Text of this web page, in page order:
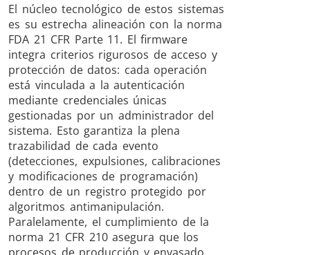
El núcleo tecnológico de estos sistemas
es su estrecha alineación con la norma
FDA 21 CFR Parte 11. El firmware
integra criterios rigurosos de acceso y
protección de datos: cada operación
está vinculada a la autenticación
mediante credenciales únicas
gestionadas por un administrador del
sistema. Esto garantiza la plena
trazabilidad de cada evento
(detecciones, expulsiones, calibraciones
y modificaciones de programación)
dentro de un registro protegido por
algoritmos antimanipulación.
Paralelamente, el cumplimiento de la
norma 21 CFR 210 asegura que los